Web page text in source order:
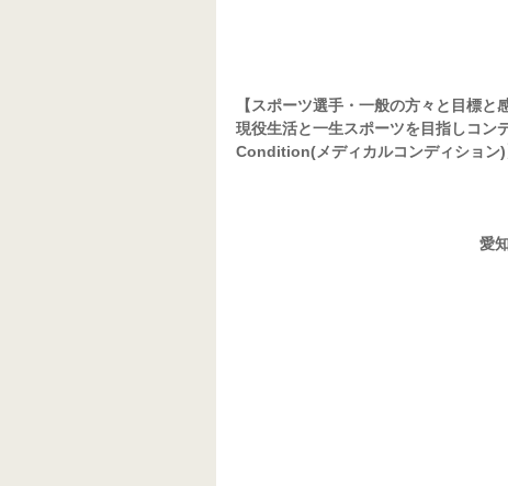
【スポーツ選手・一般の方々と目標
現役生活と一生スポーツを目指しコン
Condition(メディカルコンディション)
愛